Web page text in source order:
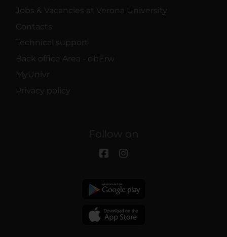
Jobs & Vacancies at Verona University
Contacts
Technical support
Back office Area - dbErw
MyUnivr
Privacy policy
Follow on